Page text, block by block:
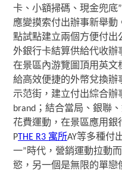
卡、小額掃碼、現金兜底
應變摸索付出辦事新舉
點試點建立兩個方便付出
外銀行卡結算供給代收辦
在景區內游覽圖頂用英文
給高效便捷的外幣兌換辦
示范街，建立付出綜合辦
brand；結合當局、銀聯
花費運動，在景區應用銀
PTHE R3 寓所AY等多種付
一”時代，營銷運動拉動
慾，另一個是無限的單戀